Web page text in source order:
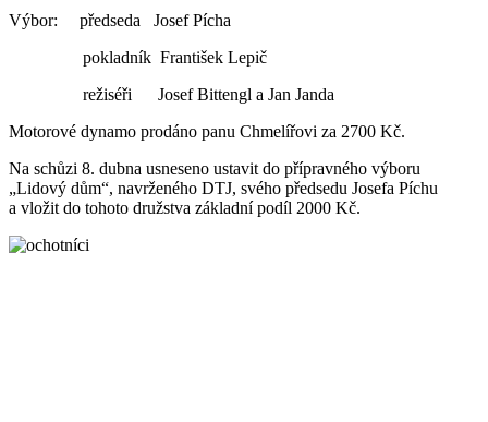
Výbor: předseda Josef Pícha
pokladník František Lepič
režiséři Josef Bittengl a Jan Janda
Motorové dynamo prodáno panu Chmelířovi za 2700 Kč.
Na schůzi 8. dubna usneseno ustavit do přípravného výboru
„Lidový dům“, navrženého DTJ, svého předsedu Josefa Píchu
a vložit do tohoto družstva základní podíl 2000 Kč.